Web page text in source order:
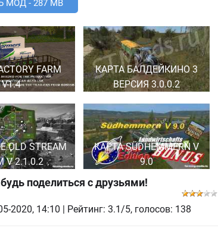
МОД - 287 MB
FARM
V1.4
КАРТА БАЛДЕЙКИНО 3
ВЕРСИЯ 3.0.0.2
OLD STREAM
V 2.1.0.2
КАРТА SÜDHEMMERN V
9.0
поделиться с друзьями!
2020, 14:10 | Рейтинг: 3.1/5, голосов: 138